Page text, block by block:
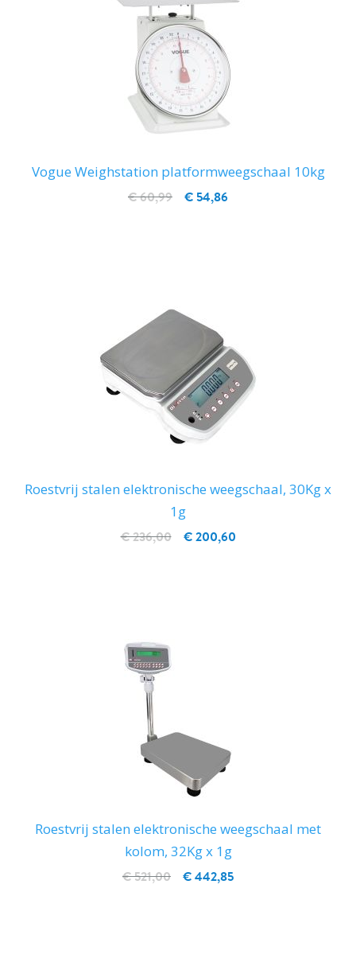
Vogue Weighstation platformweegschaal 10kg
€ 54,86
€ 60,99
Roestvrij stalen elektronische weegschaal, 30Kg x
1g
€ 200,60
€ 236,00
Roestvrij stalen elektronische weegschaal met
kolom, 32Kg x 1g
€ 442,85
€ 521,00